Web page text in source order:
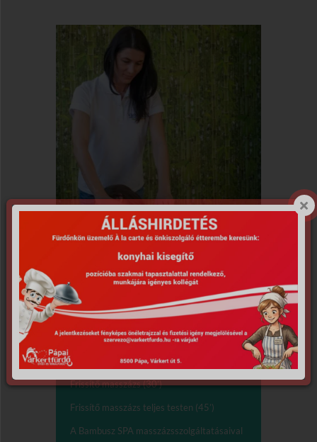
Masszázsok,
testkezelések
Frissítő masszázs (30’)
Frissítő masszázs teljes testen (45’)
A Bambusz SPA masszázsszolgáltatásaival